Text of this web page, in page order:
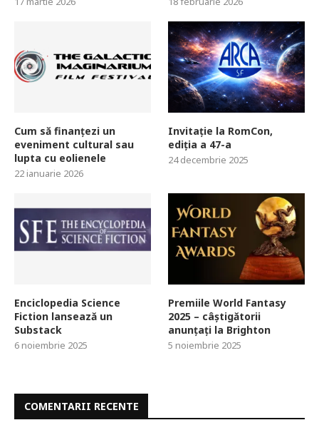
Cum să finanțezi un
eveniment cultural sau
lupta cu eolienele
22 ianuarie 2026
Invitație la RomCon,
ediția a 47-a
24 decembrie 2025
Enciclopedia Science
Fiction lansează un
Substack
6 noiembrie 2025
Premiile World Fantasy
2025 – câștigătorii
anunțați la Brighton
5 noiembrie 2025
COMENTARII RECENTE